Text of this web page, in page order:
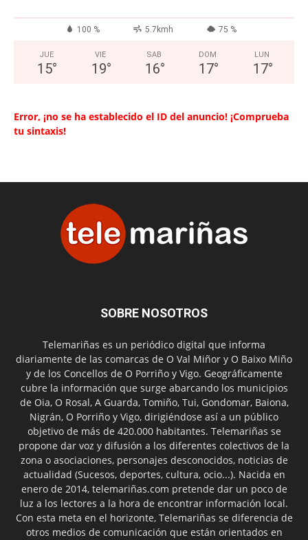
100 % 5.7kmh 75 %
JUE
15°
VIE
19°
SAB
16°
DOM
17°
LUN
17°
Error, ¡no se ha establecido el ID del anuncio! ¡Comprueba
tu sintaxis!
SOBRE NOSOTROS
Telemariñas es un periódico digital que informa
diariamente de las comarcas de O Val Miñor y O Baixo Miño
y de los Concellos de O Porriño y Vigo. Geográficamente
cubre la información que surge abarcando los municipios
de Oia, O Rosal, A Guarda, Tomiño, Tui, Gondomar, Baiona,
Nigrán, O Porriño y Vigo, dirigiéndose así a un público
objetivo de más de 420.000 habitantes. Telemariñas se
propone dar voz y difusión a los diferentes colectivos de la
zona o asociaciones, personajes desconocidos, noticias de
actualidad (Sucesos, deportes, cultura, ocio...). Nacida en
enero de 2014, telemariñas.com pretende dar un poco de
luz a los lectores a la hora de encontrar información local.
Con esta meta en el horizonte, Telemariñas se diferencia de
otros medios de comunicación que están orientados en